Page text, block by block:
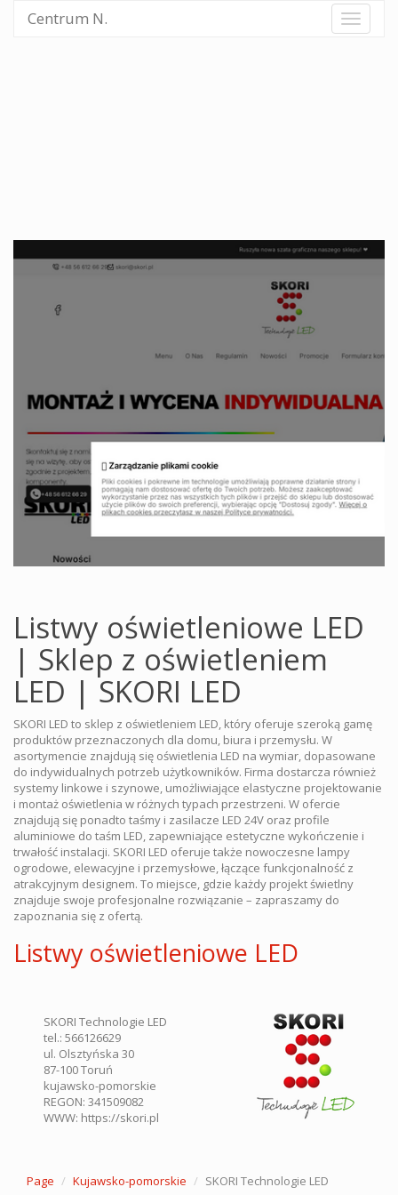
Centrum N.
Listwy oświetleniowe LED
| Sklep z oświetleniem
LED | SKORI LED
SKORI LED to sklep z oświetleniem LED, który oferuje szeroką gamę
produktów przeznaczonych dla domu, biura i przemysłu. W
asortymencie znajdują się oświetlenia LED na wymiar, dopasowane
do indywidualnych potrzeb użytkowników. Firma dostarcza również
systemy linkowe i szynowe, umożliwiające elastyczne projektowanie
i montaż oświetlenia w różnych typach przestrzeni. W ofercie
znajdują się ponadto taśmy i zasilacze LED 24V oraz profile
aluminiowe do taśm LED, zapewniające estetyczne wykończenie i
trwałość instalacji. SKORI LED oferuje także nowoczesne lampy
ogrodowe, elewacyjne i przemysłowe, łączące funkcjonalność z
atrakcyjnym designem. To miejsce, gdzie każdy projekt świetlny
znajduje swoje profesjonalne rozwiązanie – zapraszamy do
zapoznania się z ofertą.
Listwy oświetleniowe LED
SKORI Technologie LED
tel.: 566126629
ul. Olsztyńska 30
87-100Toruń
kujawsko-pomorskie
REGON: 341509082
WWW: https://skori.pl
Page Kujawsko-pomorskie SKORI Technologie LED